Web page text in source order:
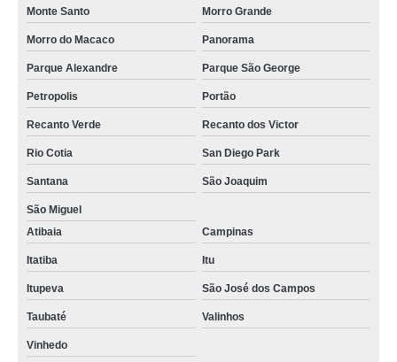
Monte Santo Morro Grande
Morro do Macaco Panorama
Parque Alexandre Parque São George
Petropolis Portão
Recanto Verde Recanto dos Victor
Rio Cotia San Diego Park
Santana São Joaquim
São Miguel
Atibaia
Campinas
Itatiba Itu
Itupeva São José dos Campos
Taubaté Valinhos
Vinhedo